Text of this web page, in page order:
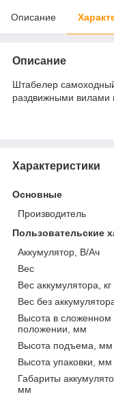
Описание
Описание
Штабелер
раздвижными вилами
Характеристики
Основные
Производитель
Пользовательские
Аккумулятор, В/Ач
Вес
Вес аккумулятора, кг
Вес без
Высота в сложенном
положении, мм
Высота подъема, мм
Высота упаковки, мм
Габариты
мм